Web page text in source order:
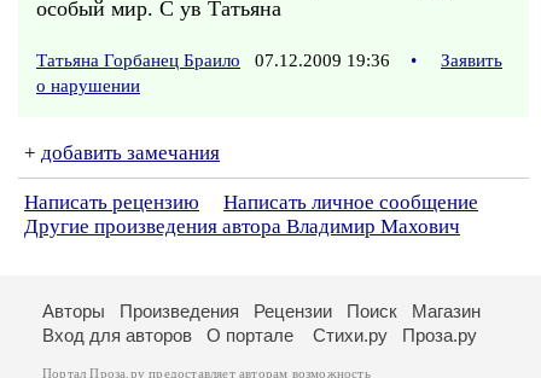
особый мир. С ув Татьяна
Татьяна Горбанец Браило 07.12.2009 19:36 •
Заявить
о нарушении
+ добавить замечания
Написать рецензию
Написать личное сообщение
Другие произведения автора Владимир Махович
Авторы Произведения Рецензии Поиск
Магазин
Вход для авторов
О портале Стихи.ру Проза.ру
Портал Проза.ру предоставляет авторам возможность